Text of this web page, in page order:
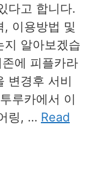
다고 합니다.
, 이용방법 및
지 알아보겠습
에 피플카라
변경후 서비
루카에서 이
링, … Read